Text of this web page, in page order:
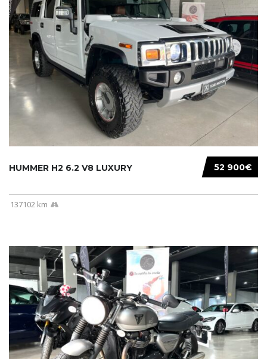
52 900€
HUMMER H2 6.2 V8 LUXURY
137102 km